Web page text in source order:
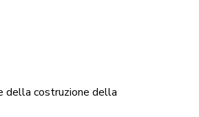
della costruzione della